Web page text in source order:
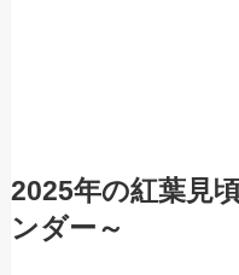
2025年の紅葉見
ンダー～